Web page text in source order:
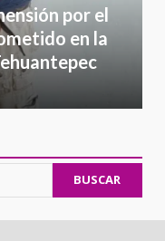
por el
en la
BUSCAR